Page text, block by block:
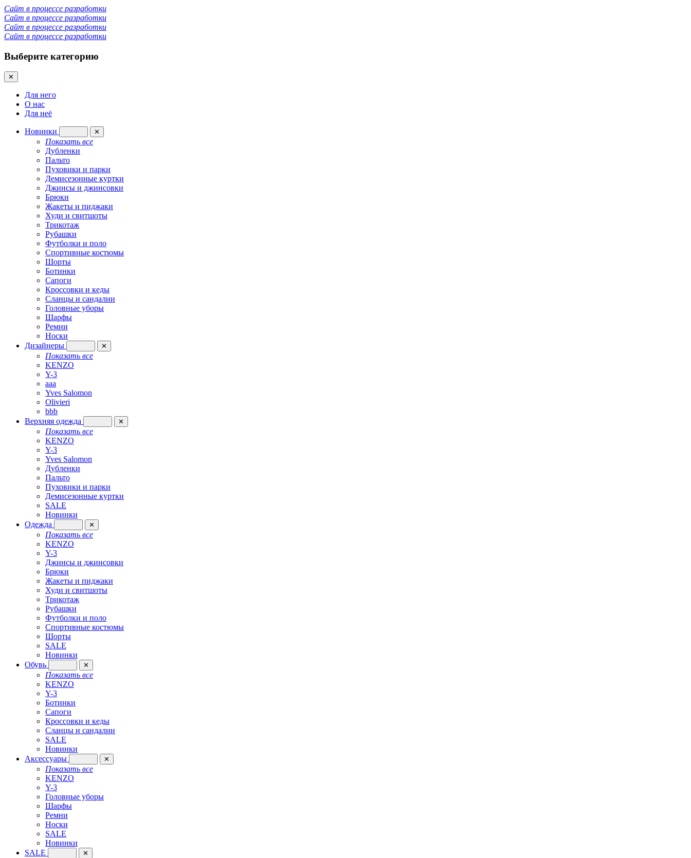
Сайт в процессе разработки
Сайт в процессе разработки
Сайт в процессе разработки
Сайт в процессе разработки
Выберите категорию
✕
Для него
О нас
Для неё
Новинки ✕
Показать все
Дубленки
Пальто
Пуховики и парки
Демисезонные куртки
Джинсы и джинсовки
Брюки
Жакеты и пиджаки
Худи и свитшоты
Трикотаж
Рубашки
Футболки и поло
Спортивные костюмы
Шорты
Ботинки
Сапоги
Кроссовки и кеды
Сланцы и сандалии
Головные уборы
Шарфы
Ремни
Носки
Дизайнеры
✕
Показать все
KENZO
Y-3
aaa
Yves Salomon
Olivieri
bbb
Верхняя одежда
✕
Показать все
KENZO
Y-3
Yves Salomon
Дубленки
Пальто
Пуховики и парки
Демисезонные куртки
SALE
Новинки
Одежда
✕
Показать все
KENZO
Y-3
Джинсы и джинсовки
Брюки
Жакеты и пиджаки
Худи и свитшоты
Трикотаж
Рубашки
Футболки и поло
Спортивные костюмы
Шорты
SALE
Новинки
Обувь
✕
Показать все
KENZO
Y-3
Ботинки
Сапоги
Кроссовки и кеды
Сланцы и сандалии
SALE
Новинки
Аксессуары
✕
Показать все
KENZO
Y-3
Головные уборы
Шарфы
Ремни
Носки
SALE
Новинки
SALE
✕